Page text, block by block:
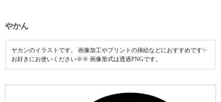
やかん
ヤカンのイラストです。 画像加工やプリントの挿絵などにおすすめです✨
お好きにお使いください🌞🌞 画像形式は透過PNGです。